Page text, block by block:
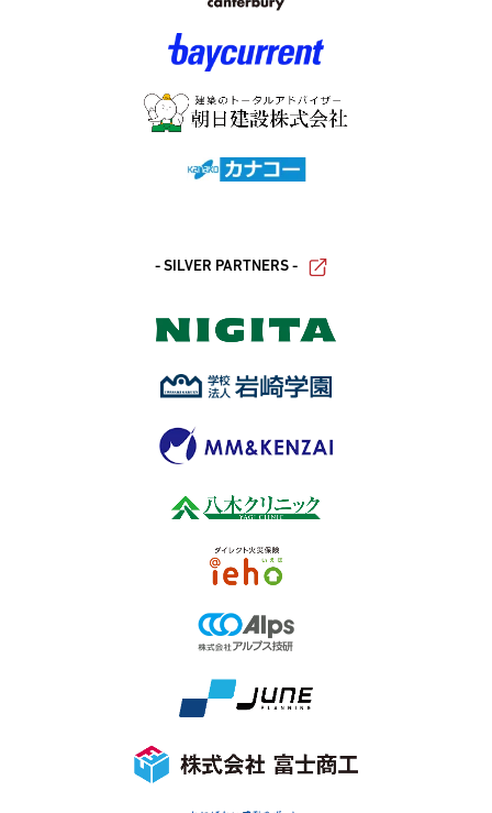
- SILVER PARTNERS -